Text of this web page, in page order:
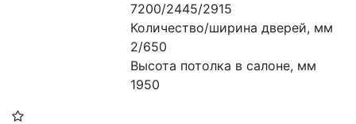
7200/2445/2915
Количество/ширина дверей, мм
2/650
Высота потолка в салоне, мм
1950